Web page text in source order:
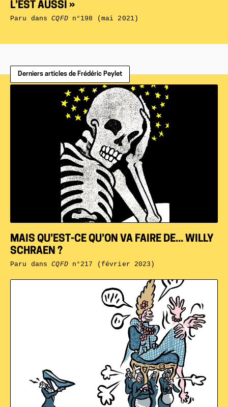
L’EST AUSSI »
Paru dansCQFDn°198 (mai 2021)
Derniers articles de Frédéric Peylet
MAIS QU’EST-CE QU’ON VA FAIRE DE... WILLY
SCHRAEN ?
Paru dansCQFDn°217 (février 2023)